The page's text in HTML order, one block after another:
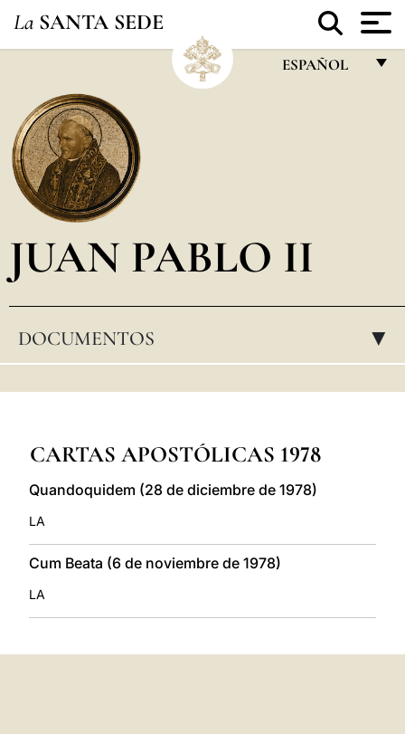
La SANTA SEDE
ESPAÑOL
ESPAÑOL
DEUTSCH
POLSKI
JUAN PABLO II
DOCUMENTOS ▸
CARTAS APOSTÓLICAS 1978
Quandoquidem (28 de diciembre de 1978)
LA
Cum Beata (6 de noviembre de 1978)
LA